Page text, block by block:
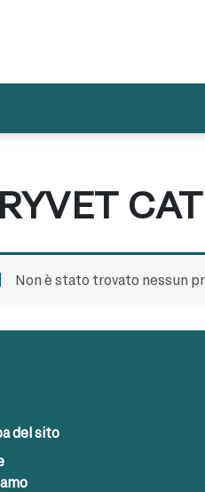
Non è stato trovato nessun
del sito